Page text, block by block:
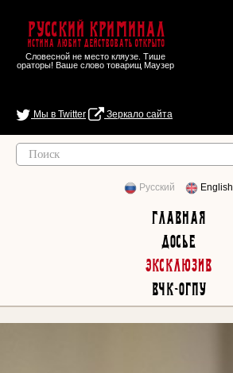
Русский Криминал
Истина любит действовать открыто
Словесной не место кляузе. Тише
ораторы! Ваше слово товарищ Маузер
Мы в Twitter Зеркало сайта
Русский English
Главная
Досье
Эксклюзив
ВЧК-ОГПУ